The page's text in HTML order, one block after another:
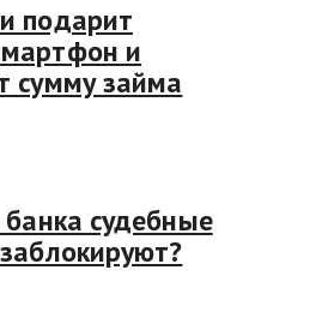
подарит
и
сумму займа
банка судебные